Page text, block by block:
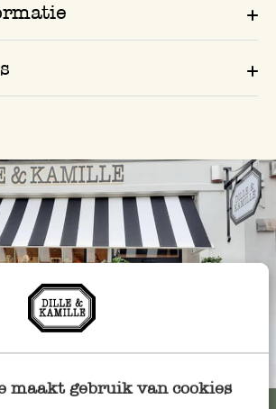
maakt gebruik van cookies